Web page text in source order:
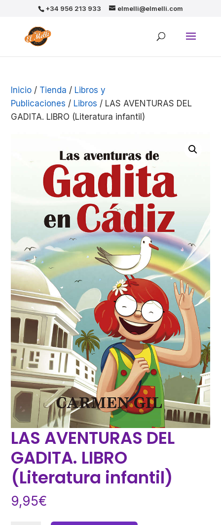
+34 956 213 933 elmelli@elmelli.com
Inicio / Tienda / Libros y
Publicaciones / Libros / LAS AVENTURAS DEL
GADITA. LIBRO (Literatura infantil)
LAS AVENTURAS DEL
GADITA. LIBRO
(Literatura infantil)
9,95€